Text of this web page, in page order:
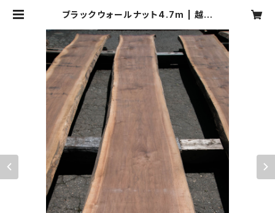
ブラックウォールナット4.7m | 越後